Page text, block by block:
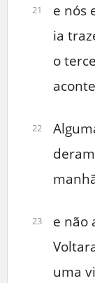
21
e nós
ia
o
22
23
e não
uma